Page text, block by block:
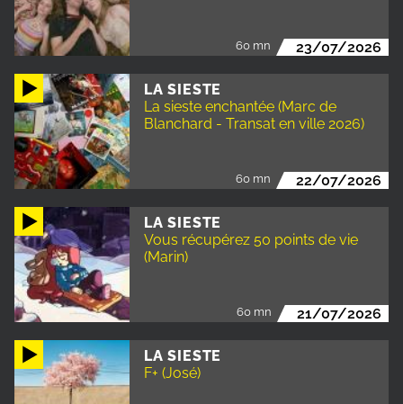
60 mn 23/07/2026
LA SIESTE
La sieste enchantée (Marc de
Blanchard - Transat en ville 2026)
60 mn 22/07/2026
LA SIESTE
Vous récupérez 50 points de vie
(Marin)
60 mn 21/07/2026
LA SIESTE
F+ (José)